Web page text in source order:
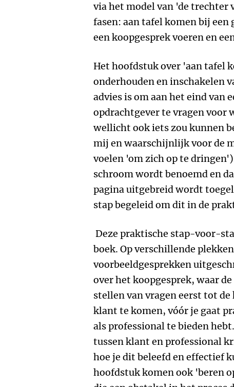
via het model van 'de trechter
fasen: aan tafel komen bij een
een koopgesprek voeren en
Het hoofdstuk over 'aan tafel
onderhouden en inschakelen
advies is om aan het eind van
opdrachtgever te vragen voor
wellicht ook iets zou kunnen
mij en waarschijnlijk voor de
voelen 'om zich op te
schroom wordt benoemd en
pagina uitgebreid wordt
stap begeleid om dit in de
Deze praktische stap-voor-
boek. Op verschillende
voorbeeldgesprekken
over het koopgesprek, waar
stellen van vragen eerst tot
klant te komen, vóór je gaat
als professional te bieden
tussen klant en professional
hoe je dit beleefd en effectief
hoofdstuk komen ook 'beren